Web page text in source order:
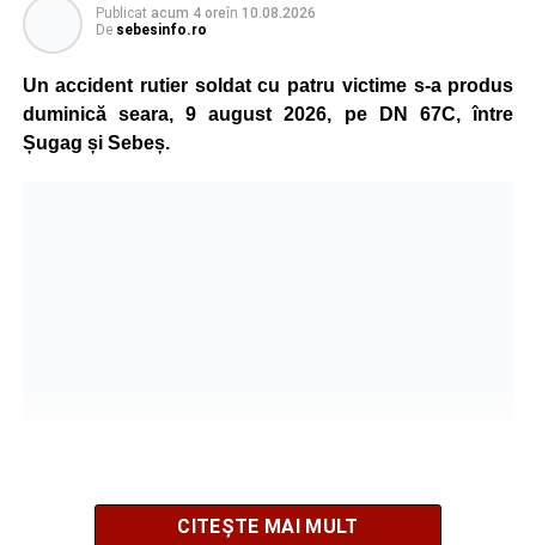
Ultimele știri din Sebeș
Incendiu la un autoturism pe Autostrada A1, în zona
localității Sibișeni
Publicat acum 4 oreîn 10.08.2026
De sebesinfo.ro
Un accident rutier soldat cu patru victime s-a produs
duminică seara, 9 august 2026, pe DN 67C, între
Șugag și Sebeș.
CITEȘTE MAI MULT